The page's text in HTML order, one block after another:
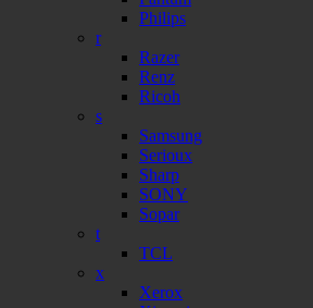
Philips
r
Razer
Renz
Ricoh
s
Samsung
Serioux
Sharp
SONY
Sopar
t
TCL
x
Xerox